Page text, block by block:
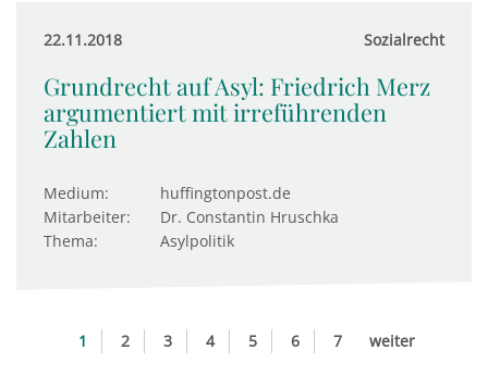
22.11.2018 Sozialrecht
Grundrecht auf Asyl: Friedrich Merz
argumentiert mit irreführenden
Zahlen
Medium:
huffingtonpost.de
Mitarbeiter:
Dr. Constantin Hruschka
Thema:
Asylpolitik
1 2 3 4 5 6 7 weiter